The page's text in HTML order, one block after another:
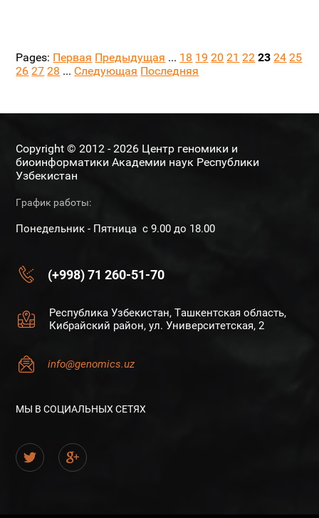
Pages: Первая Предыдущая ... 18 19 20 21 22 23 24 25
26 27 28 ... Следующая Последняя
Copyright © 2012 - 2026 Центр геномики и
биоинформатики Академии наук Республики
Узбекистан
График работы:
Понедельник - Пятница с 9.00 до 18.00
(+998) 71 260-51-70
Республика Узбекистан, Ташкентская область,
Кибрайский район, ул. Университетская, 2
info@genomics.uz
МЫ В СОЦИАЛЬНЫХ СЕТЯХ